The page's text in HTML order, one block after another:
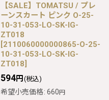
【SALE】TOMATSU / プレ
ーンスカート ピンク O-25-
10-31-053-LO-SK-IG-
ZT018
[2110060000000865-O-25-
10-31-053-LO-SK-IG-
ZT018]
594円 (税込)
希望小売価格: 660円